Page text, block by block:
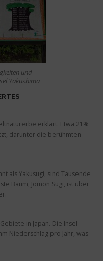
und
Yakushima
erklärt. Etwa 21%
darunter die berühmten
als Yakusugi, sind Tausende
Baum, Jomon Sugi, ist über
in Japan. Die Insel
Niederschlag pro Jahr, was